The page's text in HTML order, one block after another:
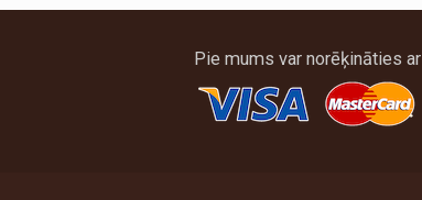
Pie mums var norēķināties ar